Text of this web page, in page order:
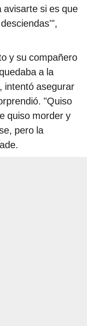
avisarte si es que
y su compañero
a la
intentó asegurar
"Quiso
quiso morder y
pero la